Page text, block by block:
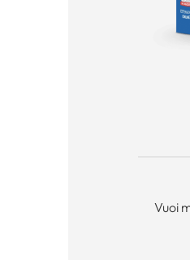
Vuoi